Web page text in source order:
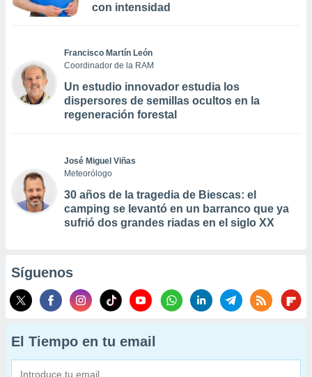
con intensidad
Francisco Martín León
Coordinador de la RAM
Un estudio innovador estudia los
dispersores de semillas ocultos en la
regeneración forestal
José Miguel Viñas
Meteorólogo
30 años de la tragedia de Biescas: el
camping se levantó en un barranco que ya
sufrió dos grandes riadas en el siglo XX
Síguenos
El Tiempo en tu email